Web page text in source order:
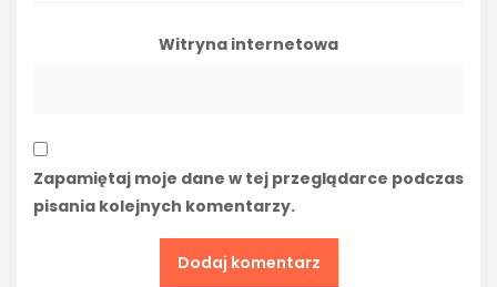
Witryna internetowa
Zapamiętaj moje dane w tej przeglądarce podczas
pisania kolejnych komentarzy.